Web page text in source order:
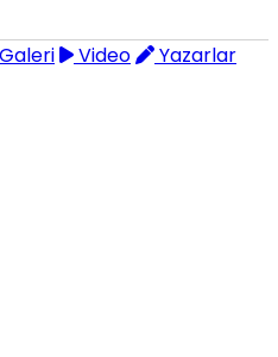
Galeri Video
Yazarlar